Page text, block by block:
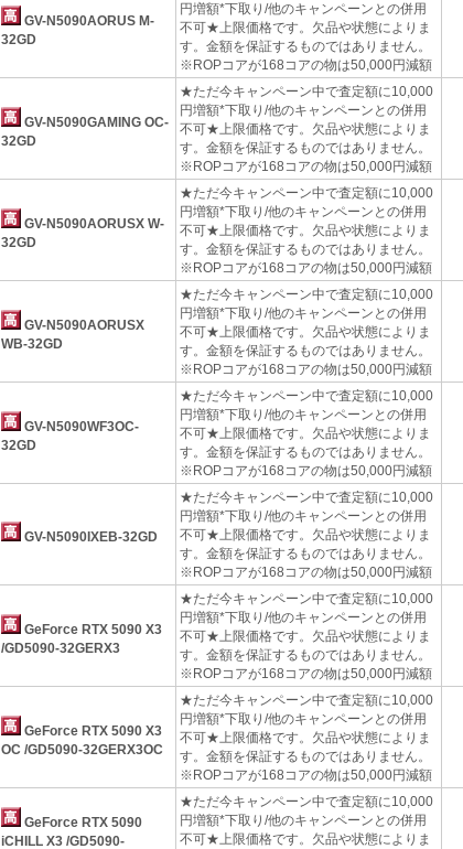
GV-N5090AORUS M-
32GD
円増額*下取り/他のキャンペーンとの併用
不可★上限価格です。欠品や状態によりま
す。金額を保証するものではありません。
※ROPコアが168コアの物は50,000円減額
GV-N5090GAMING OC-
32GD
★ただ今キャンペーン中で査定額に10,000
円増額*下取り/他のキャンペーンとの併用
不可★上限価格です。欠品や状態によりま
す。金額を保証するものではありません。
※ROPコアが168コアの物は50,000円減額
GV-N5090AORUSX W-
32GD
★ただ今キャンペーン中で査定額に10,000
円増額*下取り/他のキャンペーンとの併用
不可★上限価格です。欠品や状態によりま
す。金額を保証するものではありません。
※ROPコアが168コアの物は50,000円減額
GV-N5090AORUSX
WB-32GD
★ただ今キャンペーン中で査定額に10,000
円増額*下取り/他のキャンペーンとの併用
不可★上限価格です。欠品や状態によりま
す。金額を保証するものではありません。
※ROPコアが168コアの物は50,000円減額
GV-N5090WF3OC-
32GD
★ただ今キャンペーン中で査定額に10,000
円増額*下取り/他のキャンペーンとの併用
不可★上限価格です。欠品や状態によりま
す。金額を保証するものではありません。
※ROPコアが168コアの物は50,000円減額
GV-N5090IXEB-32GD
★ただ今キャンペーン中で査定額に10,000
円増額*下取り/他のキャンペーンとの併用
不可★上限価格です。欠品や状態によりま
す。金額を保証するものではありません。
※ROPコアが168コアの物は50,000円減額
GeForce RTX 5090 X3
/GD5090-32GERX3
★ただ今キャンペーン中で査定額に10,000
円増額*下取り/他のキャンペーンとの併用
不可★上限価格です。欠品や状態によりま
す。金額を保証するものではありません。
※ROPコアが168コアの物は50,000円減額
GeForce RTX 5090 X3
OC /GD5090-32GERX3OC
★ただ今キャンペーン中で査定額に10,000
円増額*下取り/他のキャンペーンとの併用
不可★上限価格です。欠品や状態によりま
す。金額を保証するものではありません。
※ROPコアが168コアの物は50,000円減額
GeForce RTX 5090
iCHILL X3 /GD5090-
★ただ今キャンペーン中で査定額に10,000
円増額*下取り/他のキャンペーンとの併用
不可★上限価格です。欠品や状態によりま